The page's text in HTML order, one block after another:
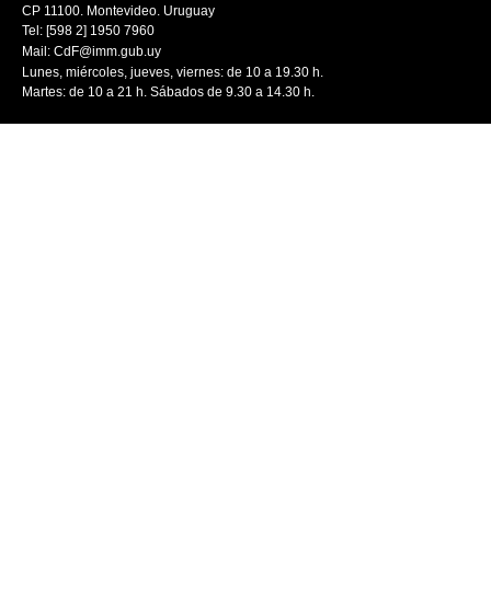
CP 11100. Montevideo. Uruguay
Tel: [598 2] 1950 7960
Mail: CdF@imm.gub.uy
Lunes, miércoles, jueves, viernes: de 10 a 19.30 h.
Martes: de 10 a 21 h. Sábados de 9.30 a 14.30 h.